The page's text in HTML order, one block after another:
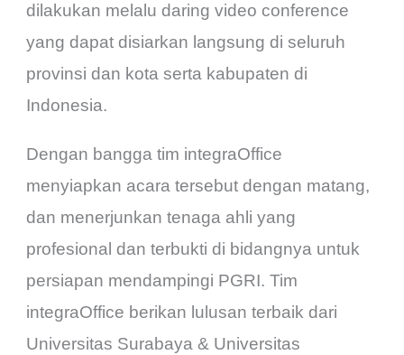
dilakukan melalu daring video conference
yang dapat disiarkan langsung di seluruh
provinsi dan kota serta kabupaten di
Indonesia.
Dengan bangga tim integraOffice
menyiapkan acara tersebut dengan matang,
dan menerjunkan tenaga ahli yang
profesional dan terbukti di bidangnya untuk
persiapan mendampingi PGRI. Tim
integraOffice berikan lulusan terbaik dari
Universitas Surabaya & Universitas